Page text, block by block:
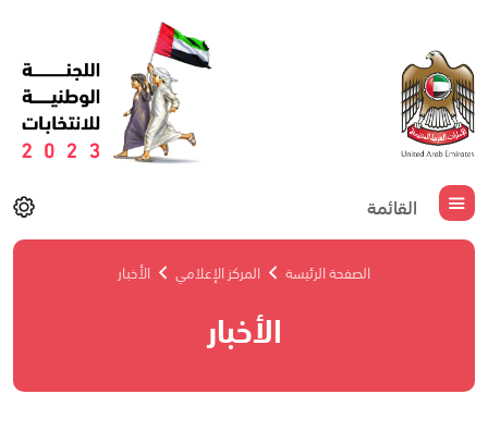
القائمة
الصفحة الرئيسة المركز الإعلامي الأخبار
الأخبار